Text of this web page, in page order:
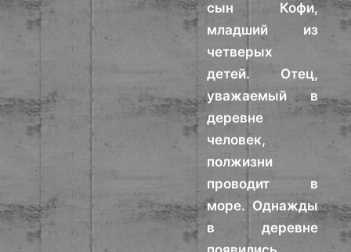
сын Кофи,
младший из
четверых
детей. Отец,
уважаемый в
деревне
человек,
полжизни
проводит в
море. Однажды
в деревне